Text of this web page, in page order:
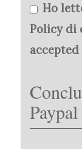
Ho
Policy di